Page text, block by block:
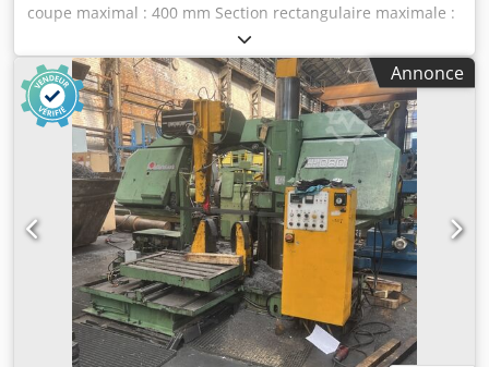
coupe maximal : 400 mm Section rectangulaire maximale :
400 × 400 mm Dimensions de la bande :
3 860 × 34 × 1,1 mm Vitesse de la bande :
27 / 45 / 69 m/min Réglage de la vitesse : continu (3 plages)
Alimentation électrique : 400 V Puissance du moteur
principal : 4 kW Type d’entraînement : transmission
mécanique + système hydraulique Type de machine : scie
à ruban automatique Conception : scie à colonne Djdszr I T
Hspfx Agmock Étau : hydraulique Avance du matériau :
automatique, hydraulique Commande : automatique
(fonctionnement sur batterie) Précision de l’avance :
±0,20 mm Refroidissement : système de refroidissement
(refroidissement par immersion) Nettoyage de la bande :
brosse métallique Dimensions de la machine (L × l × H) :
2 400 × 2 380 × 1 800 mm Poids net : 2 100 kg Poids brut :
2 300 kg
Annonce